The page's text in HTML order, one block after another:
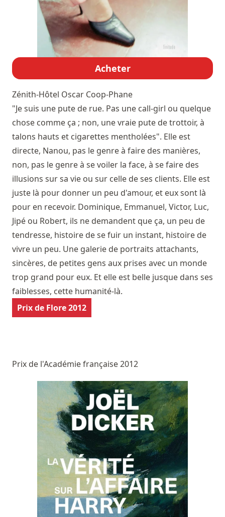
Acheter
Zénith-Hôtel Oscar Coop-Phane
"Je suis une pute de rue. Pas une call-girl ou quelque
chose comme ça ; non, une vraie pute de trottoir, à
talons hauts et cigarettes mentholées". Elle est
directe, Nanou, pas le genre à faire des manières,
non, pas le genre à se voiler la face, à se faire des
illusions sur sa vie ou sur celle de ses clients. Elle est
juste là pour donner un peu d'amour, et eux sont là
pour en recevoir. Dominique, Emmanuel, Victor, Luc,
Jipé ou Robert, ils ne demandent que ça, un peu de
tendresse, histoire de se fuir un instant, histoire de
vivre un peu. Une galerie de portraits attachants,
sincères, de petites gens aux prises avec un monde
trop grand pour eux. Et elle est belle jusque dans ses
faiblesses, cette humanité-là.
Prix de Flore 2012
Prix de l'Académie française 2012